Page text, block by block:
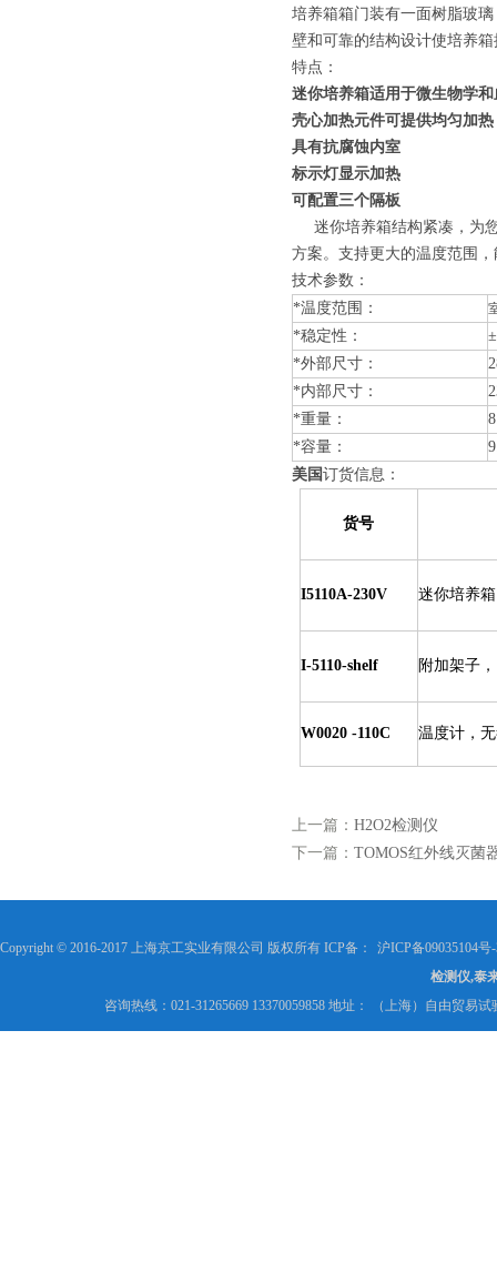
培养箱箱门装有一面树脂玻
壁和可靠的结构设计使培养
特点：
迷你培养箱适用于微生物学
壳心加热元件可提供均匀加热
具有抗腐蚀内室
标示灯显示加热
可配置三个隔板
迷你培养箱结构紧凑，为您
方案。支持更大的温度范围
技术参数：
*温度范围：
*稳定性：
*外部尺寸：
*内部尺寸：
*重量：
*容量：
美国订货信息：
货号
I5110A-230V 迷你培养
I-5110-shelf 附加架子
W0020 -110C 温度计，
上一篇： H2O2检测仪
下一篇： TOMOS红外线灭菌
Copyright © 2016-2017 上海京工实业有限公司 版权所有 ICP备：
沪ICP备09035104号
检测仪,泰
咨询热线：021-31265669 13370059858 地址： （上海）自由贸易